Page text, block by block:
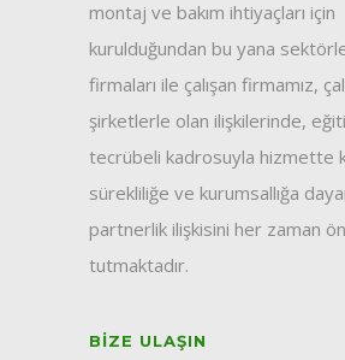
montaj ve bakım ihtiyaçları için
kurulduğundan bu yana
firmaları ile çalışan firmamız,
şirketlerle olan ilişkilerinde,
tecrübeli kadrosuyla hizmette
sürekliliğe ve kurumsallığa
partnerlik ilişkisini her zaman
tutmaktadır.
BIZE ULAŞIN